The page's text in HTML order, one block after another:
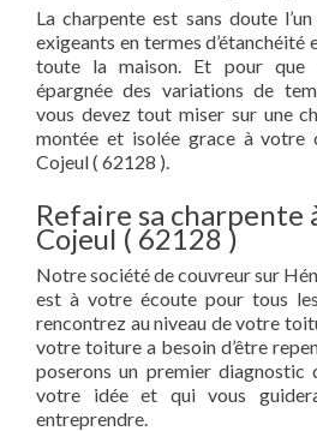
La charpente est sans doute
exigeants en termes d’étanchéité
toute la maison. Et pour que
épargnée des variations de
vous devez tout miser sur une
montée et isolée grace à votre
Cojeul ( 62128 ).
Refaire sa charpente
Cojeul ( 62128 )
Notre société de couvreur sur
est à votre écoute pour tous
rencontrez au niveau de votre
votre toiture a besoin d’être
poserons un premier diagnostic
votre idée et qui vous
entreprendre.